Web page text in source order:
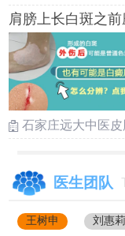
肩膀上长白斑之
石家庄远大中医
医生团队
王树申 刘惠莉